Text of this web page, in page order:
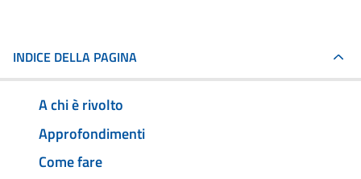
INDICE DELLA PAGINA
A chi è rivolto
Approfondimenti
Come fare